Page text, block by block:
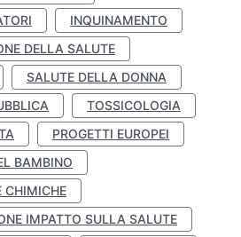
INQUINAMENTO
DELLA SALUTE
SALUTE DELLA DONNA
TOSSICOLOGIA
PROGETTI EUROPEI
BAMBINO
CHIMICHE
IMPATTO SULLA SALUTE